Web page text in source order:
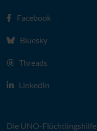
Facebook
Bluesky
Threads
LinkedIn
Die UNO-Flüchtlingshilfe